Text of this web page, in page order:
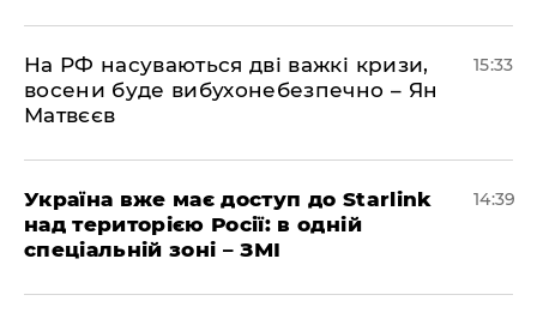
На РФ насуваються дві важкі кризи,
восени буде вибухонебезпечно – Ян
Матвєєв
15:33
Україна вже має доступ до Starlink
над територією Росії: в одній
спеціальній зоні – ЗМІ
14:39